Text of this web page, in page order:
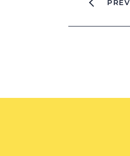
PREV